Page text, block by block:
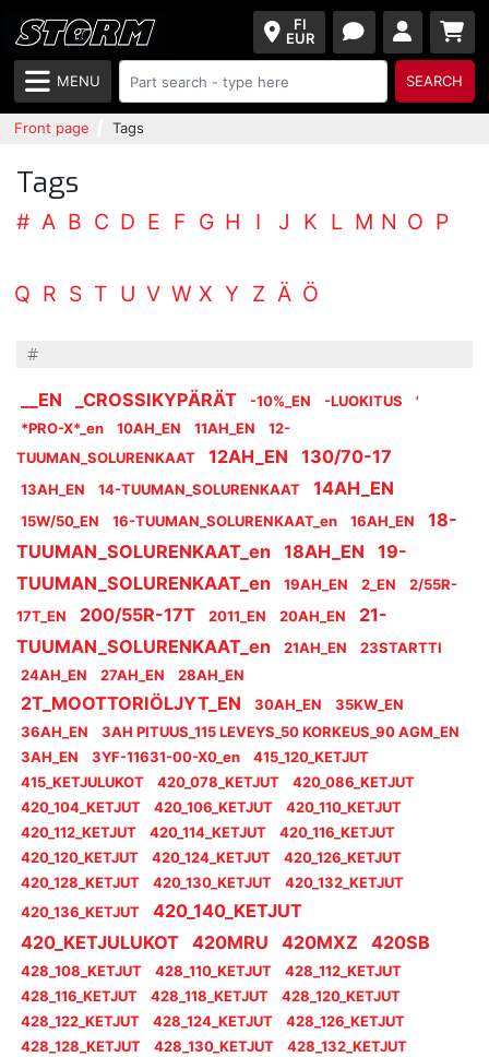
FI
EUR
MENU SEARCH
Front page Tags
Tags
# A B C D E F G H I J K L M N O P
Q R S T U V W X Y Z Ä Ö
#
__EN _CROSSIKYPÄRÄT -10%_EN -LUOKITUS
'
*PRO-X*_en
10AH_EN 11AH_EN
12-
TUUMAN_SOLURENKAAT
12AH_EN 130/70-17
13AH_EN 14-TUUMAN_SOLURENKAAT 14AH_EN
15W/50_EN 16-TUUMAN_SOLURENKAAT_en 16AH_EN
18-
TUUMAN_SOLURENKAAT_en 18AH_EN
19-
TUUMAN_SOLURENKAAT_en
19AH_EN 2_EN
2/55R-
17T_EN
200/55R-17T 2011_EN 20AH_EN
21-
TUUMAN_SOLURENKAAT_en
21AH_EN
23STARTTI
24AH_EN
27AH_EN 28AH_EN
2T_MOOTTORIÖLJYT_EN 30AH_EN
35KW_EN
36AH_EN
3AH PITUUS_115 LEVEYS_50 KORKEUS_90 AGM_EN
3AH_EN
3YF-11631-00-X0_en
415_120_KETJUT
415_KETJULUKOT
420_078_KETJUT
420_086_KETJUT
420_104_KETJUT
420_106_KETJUT
420_110_KETJUT
420_112_KETJUT
420_114_KETJUT
420_116_KETJUT
420_120_KETJUT
420_124_KETJUT
420_126_KETJUT
420_128_KETJUT
420_130_KETJUT
420_132_KETJUT
420_136_KETJUT
420_140_KETJUT
420_KETJULUKOT 420MRU 420MXZ 420SB
428_108_KETJUT 428_110_KETJUT
428_112_KETJUT
428_116_KETJUT
428_118_KETJUT
428_120_KETJUT
428_122_KETJUT
428_124_KETJUT
428_126_KETJUT
428_128_KETJUT
428_130_KETJUT
428_132_KETJUT